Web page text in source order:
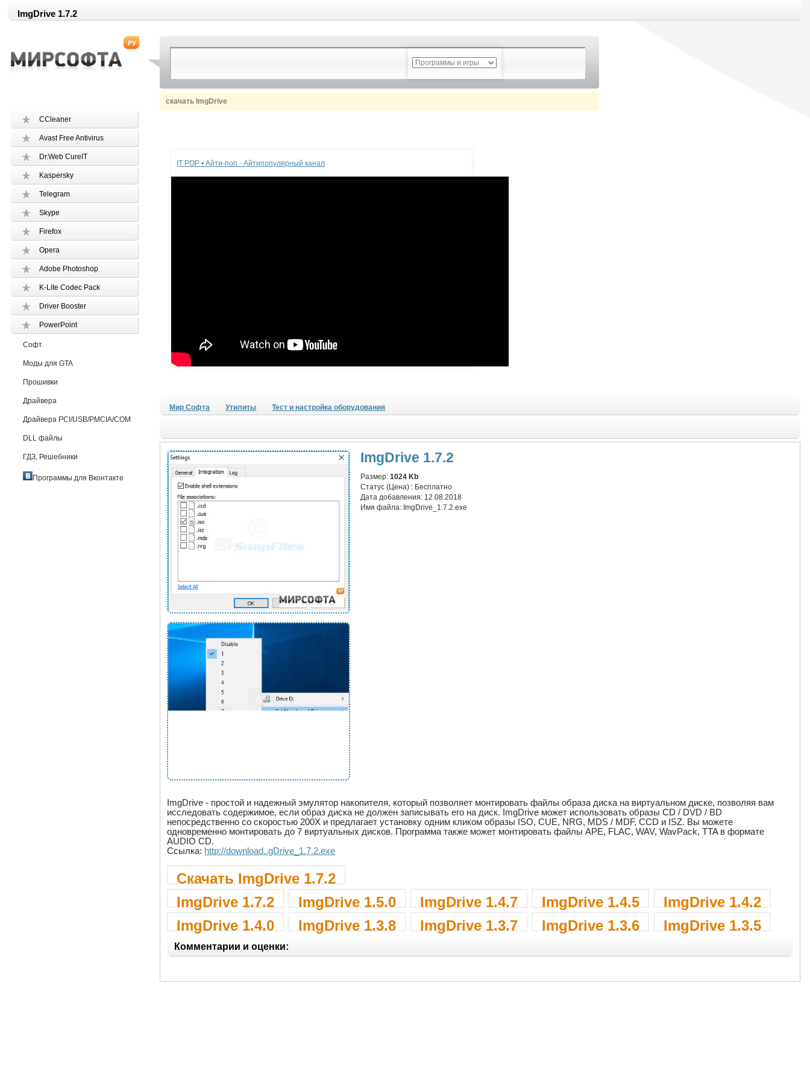
ImgDrive 1.7.2
скачать ImgDrive
CCleaner
Avast Free Antivirus
Dr.Web CureIT
Kaspersky
Telegram
Skype
Firefox
Opera
Adobe Photoshop
K-Lite Codec Pack
Driver Booster
PowerPoint
Софт
Моды для GTA
Прошивки
Драйвера
Драйвера PCI/USB/PMCIA/COM
DLL файлы
ГДЗ, Решебники
Программы для Вконтакте
IT POP • Айти-поп - Айтипопулярный канал
Мир Софта Утилиты Тест и настройка оборудования
ImgDrive 1.7.2
Размер:1024 Kb
Статус (Цена) : Бесплатно
Дата добавления: 12.08.2018
Имя файла: ImgDrive_1.7.2.exe
ImgDrive - простой и надежный эмулятор накопителя, который позволяет монтировать файлы образа диска на виртуальном диске, позволяя вам
исследовать содержимое, если образ диска не должен записывать его на диск. ImgDrive может использовать образы CD / DVD / BD
непосредственно со скоростью 200X и предлагает установку одним кликом образы ISO, CUE, NRG, MDS / MDF, CCD и ISZ. Вы можете
одновременно монтировать до 7 виртуальных дисков. Программа также может монтировать файлы APE, FLAC, WAV, WavPack, TTA в формате
AUDIO CD.
Ссылка: http://download..gDrive_1.7.2.exe
Скачать ImgDrive 1.7.2
ImgDrive 1.7.2
ImgDrive 1.5.0 ImgDrive 1.4.7 ImgDrive 1.4.5
ImgDrive 1.4.2
ImgDrive 1.4.0
ImgDrive 1.3.8 ImgDrive 1.3.7 ImgDrive 1.3.6 ImgDrive 1.3.5
Комментарии и оценки: